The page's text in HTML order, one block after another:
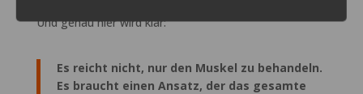
Und genau hier wird klar:
Es reicht nicht, nur den Muskel zu behandeln.
Es braucht einen Ansatz, der das gesamte